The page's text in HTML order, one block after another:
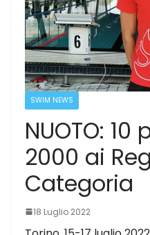
SWIM NEWS
NUOTO: 10
2000 ai
Categoria
18 Luglio 2022